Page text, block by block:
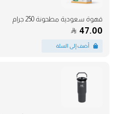
قهوة سعودية مطحونة 250 جرام
47.00